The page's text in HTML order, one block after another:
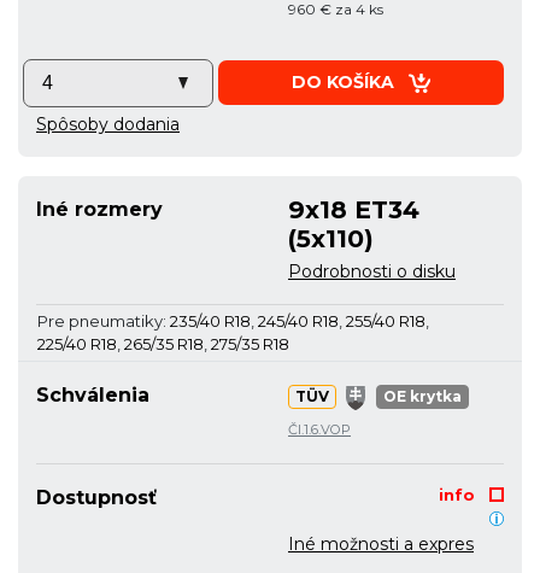
960 € za 4 ks
DO KOŠÍKA
Spôsoby dodania
Iné rozmery
9x18 ET34
(5x110)
Podrobnosti o disku
Schválenia TÜV OE krytka
Čl.1.6.VOP
Dostupnosť info
Iné možnosti a expres
Pre pneumatiky: 235/40 R18 245/40 R18 255/40 R18
225/40 R18 265/35 R18 275/35 R18